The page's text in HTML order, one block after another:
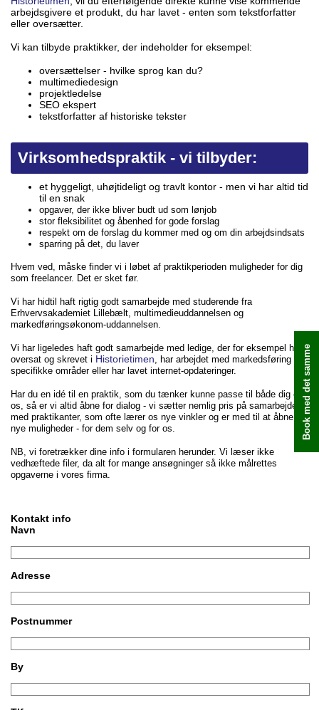
arbejdsgivere et produkt, du har lavet - enten som tekstforfatter
eller oversætter.
Vi kan tilbyde praktikker, der indeholder for eksempel:
oversættelser - hvilke sprog kan du?
multimediedesign
projektledelse
SEO ekspert
tekstforfatter af historiske tekster
Virksomhedspraktik - vi tilbyder:
et hyggeligt, uhøjtideligt og travlt kontor - men vi har altid tid
til en snak
opgaver, der ikke bliver budt ud som lønjob
stor fleksibilitet og åbenhed for gode forslag
respekt om de forslag du kommer med og om din arbejdsindsats
sparring på det, du laver
Hvem ved, måske finder vi i løbet af praktikperioden muligheder for dig
som freelancer. Det er sket før.
Vi har hidtil haft rigtig godt samarbejde med studerende fra
Erhvervsakademiet Lillebælt, multimedieuddannelsen og
markedføringsøkonom-uddannelsen.
Vi har ligeledes haft godt samarbejde med ledige, der for eksempel har
oversat og skrevet i Historietimen, har arbejdet med markedsføring af
specifikke områder eller har lavet internet-opdateringer.
Har du en idé til en praktik, som du tænker kunne passe til både dig og
os, så er vi altid åbne for dialog - vi sætter nemlig pris på samarbejde
med praktikanter, som ofte lærer os nye vinkler og er med til at åbne
nye muligheder - for dem selv og for os.
NB, vi foretrækker dine info i formularen herunder. Vi læser ikke
vedhæftede filer, da alt for mange ansøgninger så ikke målrettes
opgaverne i vores firma.
Kontakt info
Navn
Adresse
Postnummer
By
Book med det samme